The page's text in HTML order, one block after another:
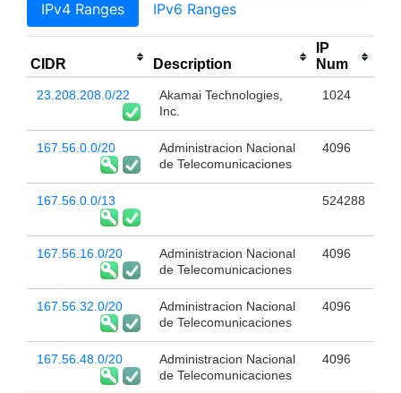
IPv4 Ranges IPv6 Ranges
CIDR Description
IP
Num
23.208.208.0/22
Akamai Technologies,
Inc.
1024
167.56.0.0/20
Administracion Nacional
de Telecomunicaciones
4096
167.56.0.0/13 524288
167.56.16.0/20
Administracion Nacional
de Telecomunicaciones
4096
167.56.32.0/20
Administracion Nacional
de Telecomunicaciones
4096
167.56.48.0/20
Administracion Nacional
de Telecomunicaciones
4096